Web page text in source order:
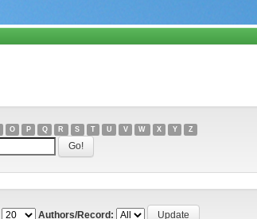
O P Q R S T U V W X Y Z
Authors/Record: